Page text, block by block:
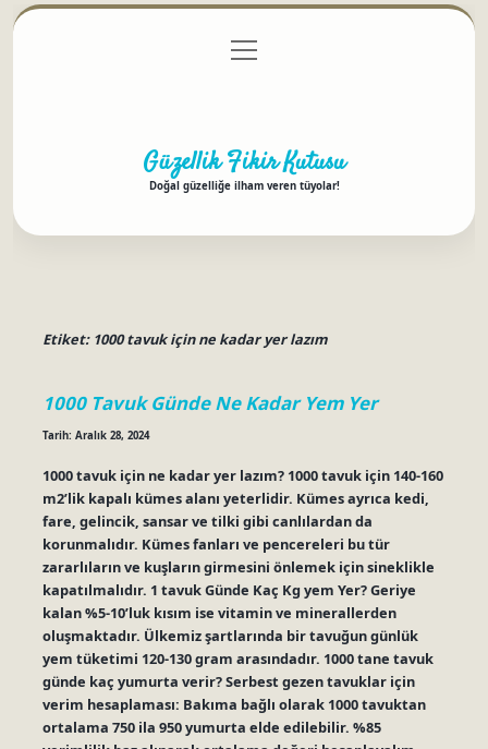
Gizlilik Politikası
menüyü
aç
Güzellik Fikir Kutusu
Doğal güzelliğe ilham veren tüyolar!
Etiket: 1000 tavuk için ne kadar yer lazım
1000 Tavuk Günde Ne Kadar Yem Yer
Tarih: Aralık 28, 2024
1000 tavuk için ne kadar yer lazım? 1000 tavuk için 140-160
m2’lik kapalı kümes alanı yeterlidir. Kümes ayrıca kedi,
fare, gelincik, sansar ve tilki gibi canlılardan da
korunmalıdır. Kümes fanları ve pencereleri bu tür
zararlıların ve kuşların girmesini önlemek için sineklikle
kapatılmalıdır. 1 tavuk Günde Kaç Kg yem Yer? Geriye
kalan %5-10’luk kısım ise vitamin ve minerallerden
oluşmaktadır. Ülkemiz şartlarında bir tavuğun günlük
yem tüketimi 120-130 gram arasındadır. 1000 tane tavuk
günde kaç yumurta verir? Serbest gezen tavuklar için
verim hesaplaması: Bakıma bağlı olarak 1000 tavuktan
ortalama 750 ila 950 yumurta elde edilebilir. %85